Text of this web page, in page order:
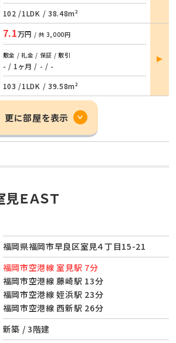
102 /1LDK / 38.48m²
7.1万円 / 共 3,000円
敷金 / 礼金 / 保証 / 敷引
- / 1ヶ月 / - / -
103 /1LDK / 39.58m²
部屋
詳細
更に部屋を表示
見ＥＡＳＴ
福岡県福岡市早良区室見４丁目15-21
福岡市空港線 室見駅 7分
福岡市空港線 藤崎駅 13分
福岡市空港線 姪浜駅 23分
福岡市空港線 西新駅 26分
新築 / 3階建